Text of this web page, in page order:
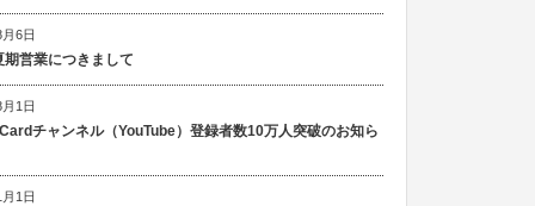
6日
期営業につきまして
1日
チャンネル（YouTube）登録者数10万人突破のお知ら
1日